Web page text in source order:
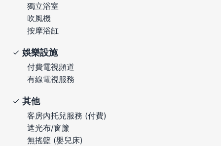
獨立浴室
吹風機
按摩浴缸
娛樂設施
付費電視頻道
有線電視服務
其他
客房內托兒服務 (付費)
遮光布/窗簾
無搖籃 (嬰兒床)